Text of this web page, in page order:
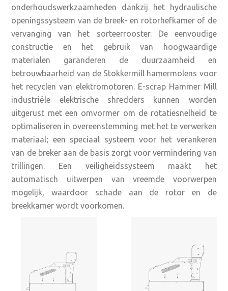
onderhoudswerkzaamheden dankzij het hydraulische
openingssysteem van de breek- en rotorhefkamer of de
vervanging van het sorteerrooster. De eenvoudige
constructie en het gebruik van hoogwaardige
materialen garanderen de duurzaamheid en
betrouwbaarheid van de Stokkermill hamermolens voor
het recyclen van elektromotoren. E-scrap Hammer Mill
industriële elektrische shredders kunnen worden
uitgerust met een omvormer om de rotatiesnelheid te
optimaliseren in overeenstemming met het te verwerken
materiaal; een speciaal systeem voor het verankeren
van de breker aan de basis zorgt voor vermindering van
trillingen. Een veiligheidssysteem maakt het
automatisch uitwerpen van vreemde voorwerpen
mogelijk, waardoor schade aan de rotor en de
breekkamer wordt voorkomen.